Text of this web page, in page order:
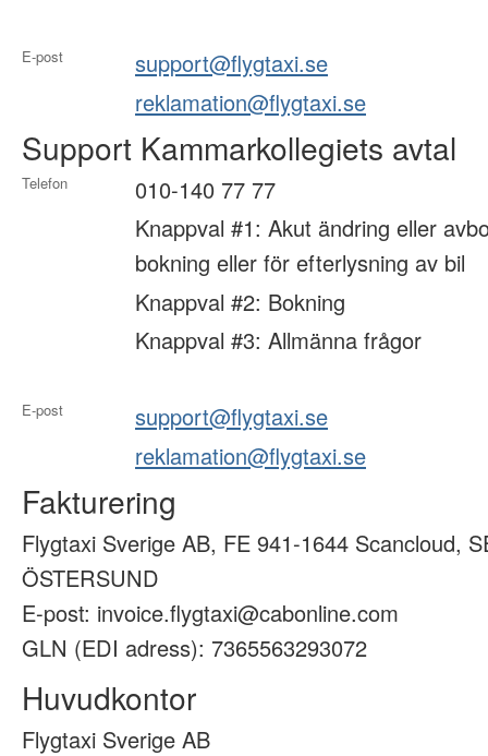
E-post
support@flygtaxi.se
reklamation@flygtaxi.se
Support Kammarkollegiets avtal
Telefon
010-140 77 77
Knappval #1: Akut ändring eller
bokning eller för efterlysning av bil
Knappval #2: Bokning
Knappval #3: Allmänna frågor
E-post
support@flygtaxi.se
reklamation@flygtaxi.se
Fakturering
Flygtaxi Sverige AB, FE 941-1644 Scancloud,
ÖSTERSUND
E-post: invoice.flygtaxi@cabonline.com
GLN (EDI adress): 7365563293072
Huvudkontor
Flygtaxi Sverige AB